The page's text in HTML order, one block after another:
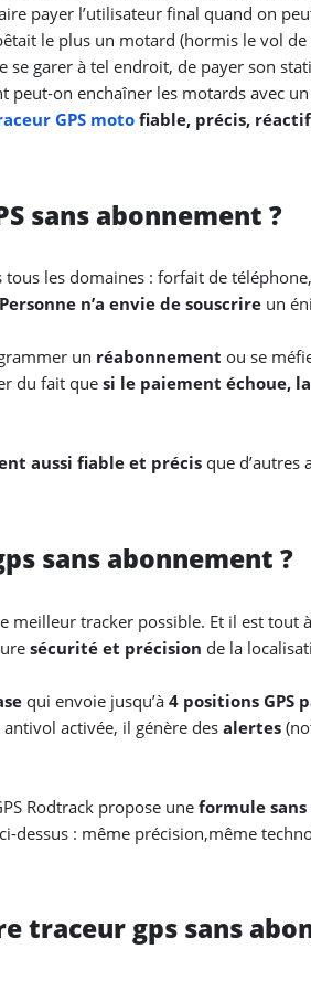
payer l’utilisateur final quand on
le plus un motard (hormis le vol
se garer à tel endroit, de payer son
on enchaîner les motards avec
GPS moto fiable, précis,
sans abonnement ?
tous les domaines : forfait de
Personne n’a envie de souscrire un
un réabonnement ou se
du fait que si le paiement échoue,
aussi fiable et précis que
sans abonnement ?
tracker possible. Et il est tout
sécurité et précision de la
qui envoie jusqu’à 4 positions GPS
activée, il génère desalertes
Rodtrack propose une formule
dessus : même précision,même
traceur gps sans